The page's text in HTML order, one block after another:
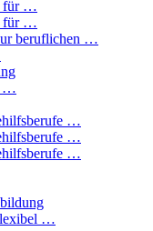
für …
für …
beruflichen …
…
…
…
…
…